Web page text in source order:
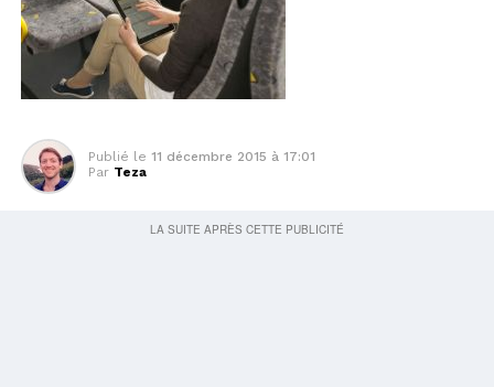
Publié le 11 décembre 2015 à 17:01
Par Teza